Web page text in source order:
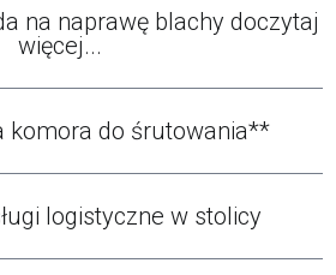
na naprawę blachy doczytaj
więcej...
komora do śrutowania**
logistyczne w stolicy